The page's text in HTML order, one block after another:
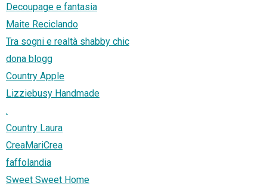
Decoupage e fantasia
Maite Reciclando
Tra sogni e realtà shabby chic
dona blogg
Country Apple
Lizziebusy Handmade
.
Country Laura
CreaMariCrea
faffolandia
Sweet Sweet Home